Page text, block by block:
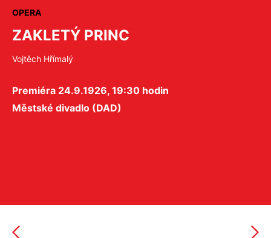
OPERA
ZAKLETÝ PRINC
Vojtěch Hřímalý
Premiéra 24.9.1926, 19:30 hodin
Městské divadlo (DAD)